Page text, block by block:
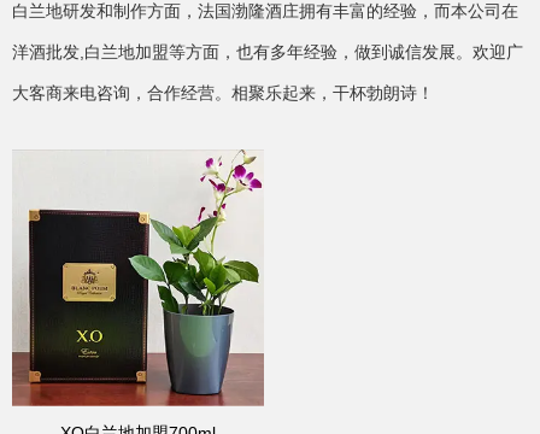
白兰地研发和制作方面，法国渤隆酒庄拥有丰富的经验，而本公司在
洋酒批发,白兰地加盟等方面，也有多年经验，做到诚信发展。欢迎广
大客商来电咨询，合作经营。相聚乐起来，干杯勃朗诗！